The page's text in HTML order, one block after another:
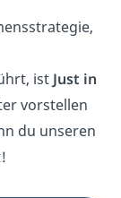
ist Just in
vorstellen
du unseren